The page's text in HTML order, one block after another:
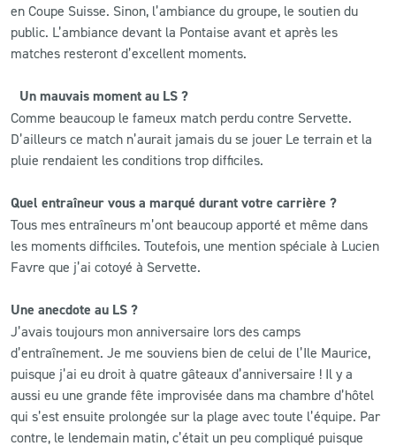
en Coupe Suisse. Sinon, l’ambiance du groupe, le soutien du
public. L’ambiance devant la Pontaise avant et après les
matches resteront d’excellent moments.
Un mauvais moment au LS ?
Comme beaucoup le fameux match perdu contre Servette.
D’ailleurs ce match n’aurait jamais du se jouer Le terrain et la
pluie rendaient les conditions trop difficiles.
Quel entraîneur vous a marqué durant votre carrière ?
Tous mes entraîneurs m’ont beaucoup apporté et même dans
les moments difficiles. Toutefois, une mention spéciale à Lucien
Favre que j’ai cotoyé à Servette.
Une anecdote au LS ?
J’avais toujours mon anniversaire lors des camps
d’entraînement. Je me souviens bien de celui de l’Ile Maurice,
puisque j’ai eu droit à quatre gâteaux d’anniversaire ! Il y a
aussi eu une grande fête improvisée dans ma chambre d’hôtel
qui s’est ensuite prolongée sur la plage avec toute l’équipe. Par
contre, le lendemain matin, c’était un peu compliqué puisque